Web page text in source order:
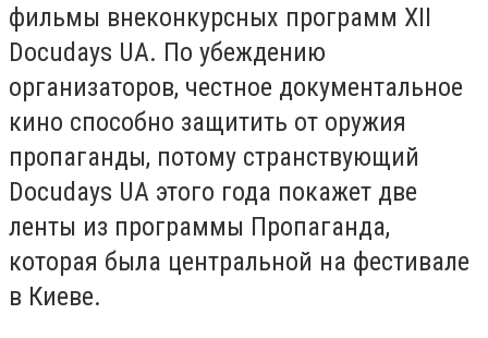
фильмы внеконкурсных программ XІІ
Docudays UA. По убеждению
организаторов, честное документальное
кино способно защитить от оружия
пропаганды, потому странствующий
Docudays UA этого года покажет две
ленты из программы Пропаганда,
которая была центральной на фестивале
в Киеве.